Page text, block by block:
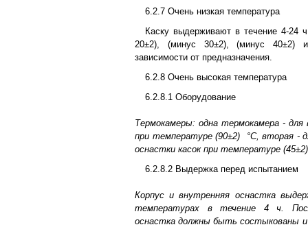
6.2.7 Очень низкая температура
Каску выдерживают в течение 4-24
20±2), (минус 30±2), (минус 40±2)
зависимости от предназначения.
6.2.8 Очень высокая температура
6.2.8.1 Оборудование
Термокамеры: одна термокамера - для
при температуре (90±2)
°С, вторая -
оснастки касок при температуре
6.2.8.2 Выдержка перед испытанием
Корпус и внутренняя оснастка
температурах в течение 4 ч.
оснастка должны быть состыкованы